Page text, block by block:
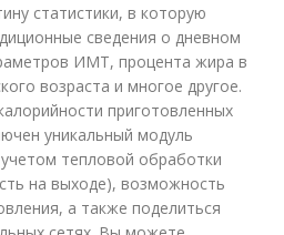
статистики, в которую
сведения о дневном
ИМТ, процента жира в
возраста и многое другое.
приготовленных
уникальный модуль
тепловой обработки
на выходе), возможность
а также поделиться